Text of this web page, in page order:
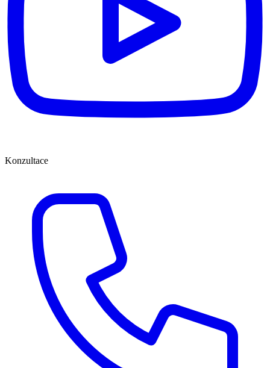
Konzultace